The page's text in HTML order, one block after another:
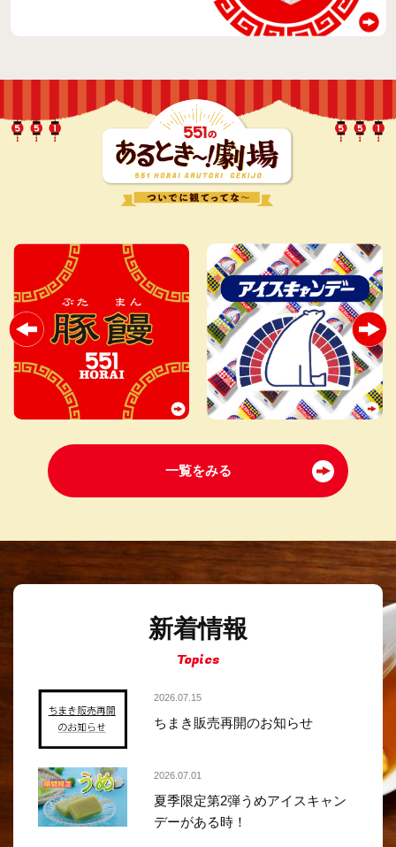
一覧をみる
新着情報
Topics
2026.07.15
ちまき販売再開のお知らせ
2026.07.01
夏季限定第2弾うめアイスキャン
デーがある時！